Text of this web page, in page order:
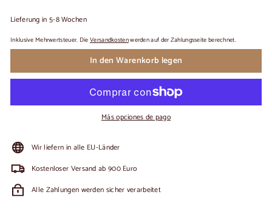
Lieferung in 5-8 Wochen
Inklusive Mehrwertsteuer. DieVersandkostenwerden auf der Zahlungsseite berechnet.
In den Warenkorb legen
Más opciones de pago
Wir liefern in alle EU-Länder
Kostenloser Versand ab 900 Euro
Alle Zahlungen werden sicher verarbeitet